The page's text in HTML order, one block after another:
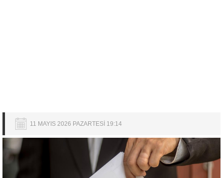
11 MAYIS 2026 PAZARTESİ 19:14